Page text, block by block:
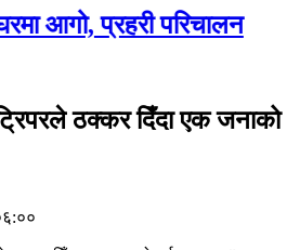
प्रहरी परिचालन
ठक्कर दिँदा एक जनाको